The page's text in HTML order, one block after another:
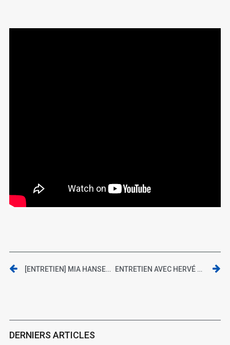
[ENTRETIEN] MIA HANSEN-LØVE : « LE CINÉMA EST QUELQUE CHOSE QUE JE CONSTRUIS ET DANS LEQUEL JE VOUDRAIS HABITER » ENTRETIEN AVEC HERVÉ AUBRON POUR SON LIVRE « GÉNIE DE PIXAR »
DERNIERS ARTICLES